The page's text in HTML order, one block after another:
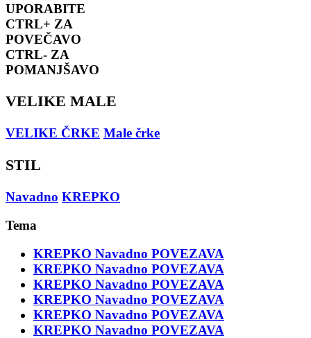
UPORABITE
CTRL+ ZA
POVEČAVO
CTRL- ZA
POMANJŠAVO
VELIKE MALE
VELIKE ČRKE Male črke
STIL
Navadno KREPKO
Tema
KREPKO Navadno POVEZAVA
KREPKO Navadno POVEZAVA
KREPKO Navadno POVEZAVA
KREPKO Navadno POVEZAVA
KREPKO Navadno POVEZAVA
KREPKO Navadno POVEZAVA